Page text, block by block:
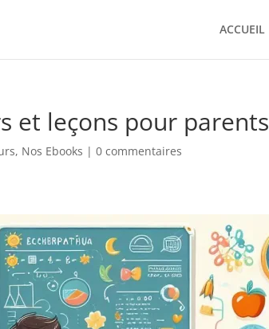
ACCUEIL
et leçons pour parents
, Nos Ebooks |0 commentaires